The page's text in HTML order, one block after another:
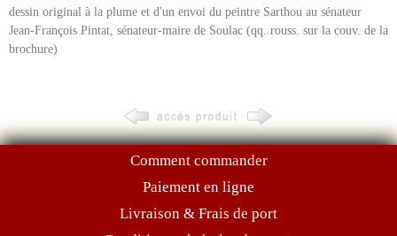
dessin original à la plume et d'un envoi du peintre Sarthou au sénateur
Jean-François Pintat, sénateur-maire de Soulac (qq. rouss. sur la couv. de la
brochure)
Comment commander
Paiement en ligne
Livraison & Frais de port